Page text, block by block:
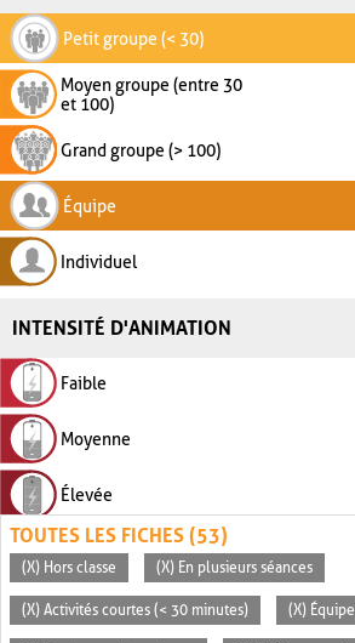
Petit groupe (< 30)
Moyen groupe (entre 30
et 100)
Grand groupe (> 100)
Équipe
Individuel
INTENSITÉ D'ANIMATION
Faible
Moyenne
Élevée
TOUTES LES FICHES (53)
(X) Hors classe (X) En plusieurs séances
(X) Activités courtes (< 30 minutes) (X) Équipe